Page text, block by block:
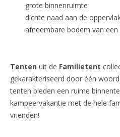
grote binnenruimte
dichte naad aan de
afneembare bodem van
Tenten uit de Familietent
gekarakteriseerd door één
tenten bieden een ruime
kampeervakantie met de hele
vrienden!